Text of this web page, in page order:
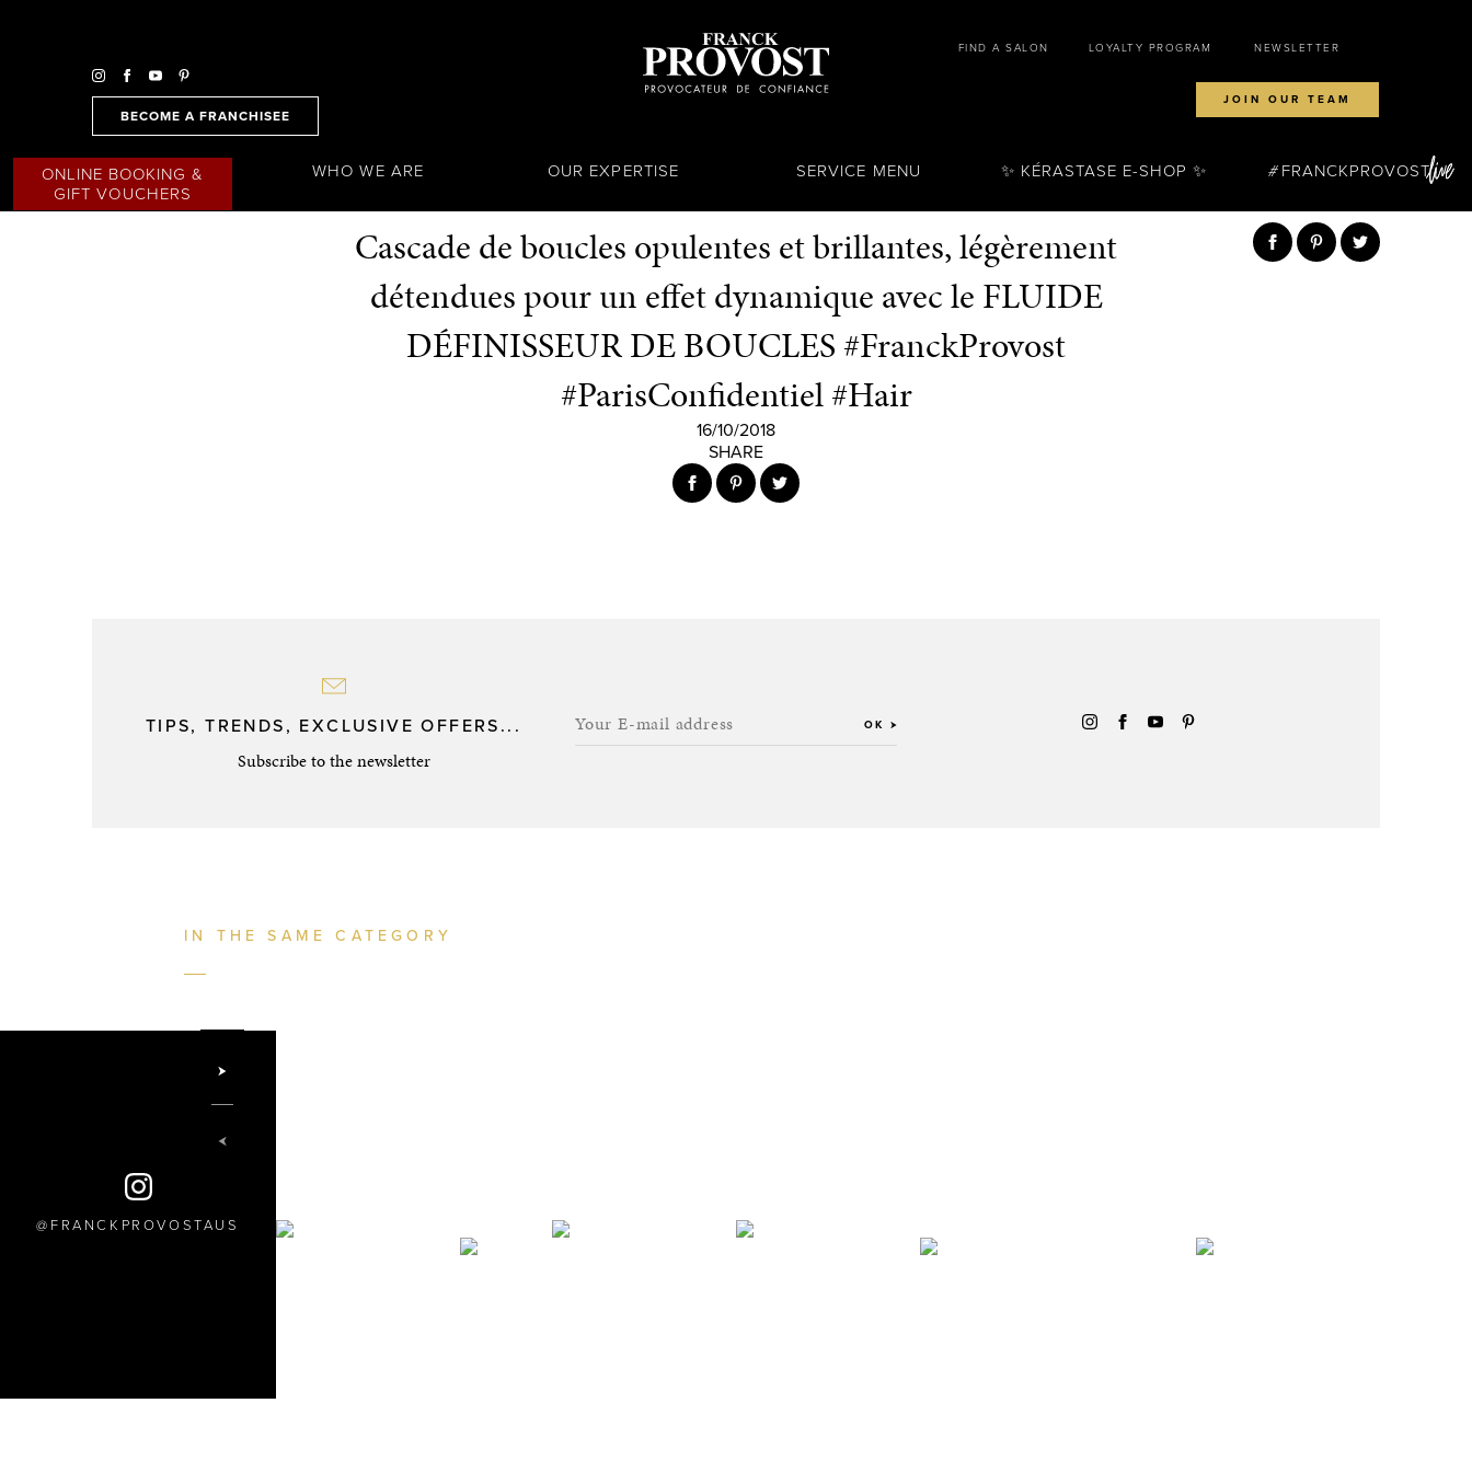
BECOME A FRANCHISEE
FIND A SALON LOYALTY PROGRAM NEWSLETTER
JOIN OUR TEAM
ONLINE BOOKING &
GIFT VOUCHERS
WHO WE ARE OUR EXPERTISE SERVICE MENU ✨ KÉRASTASE E-SHOP ✨ FRANCKPROVOST
Cascade de boucles opulentes et brillantes, légèrement
détendues pour un effet dynamique avec le FLUIDE
DÉFINISSEUR DE BOUCLES #FranckProvost
#ParisConfidentiel #Hair
16/10/2018
SHARE
TIPS, TRENDS, EXCLUSIVE OFFERS...
Subscribe to the newsletter
Your E-mail address OK
IN THE SAME CATEGORY
FRANCKPROVOSTAUS